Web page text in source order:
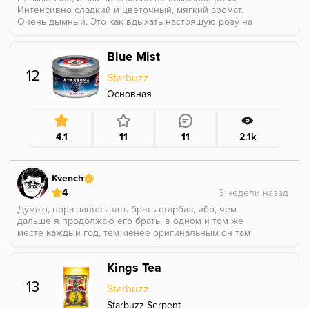
Интенсивно сладкий и цветочный, мягкий аромат.
Очень дымный. Это как вдыхать настоящую розу на
фаворитов среди вкусов розы, но пока ничего не
сравнится с этим вариантом. Этот вкус также
отлично заходит в миксы с цитрусовыми ароматами
и мятой, и если вы смешаете его с жасмином - то
12
Blue Mist
Starbuzz
Основная
4.1 11 11 2.1k
Kvench
4
Думаю, пора завязывать брать старбаз, ибо, чем
дальше я продолжаю его брать, в одном и том же
месте каждый год, тем менее оригинальным он там
проскакивать точки соприкосновения с палью.
Не таким я ожидал увидеть блю мист, ибо я его
пробовал давным давно... На первых старбазовских
вейпах. которые работали на картиджах.
13
Kings Tea
Starbuzz
Starbuzz Serpent